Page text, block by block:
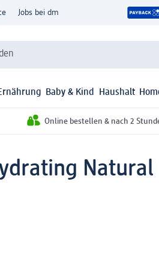
Jobs bei dm
Baby & Kind Haushalt
Online bestellen & nach 2
Natural